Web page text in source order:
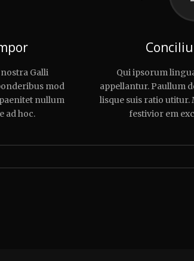
Galli
mod
nullum
ad hoc.
Qui ipsorum
appellantur. Paullum
lisque suis ratio
festivior em